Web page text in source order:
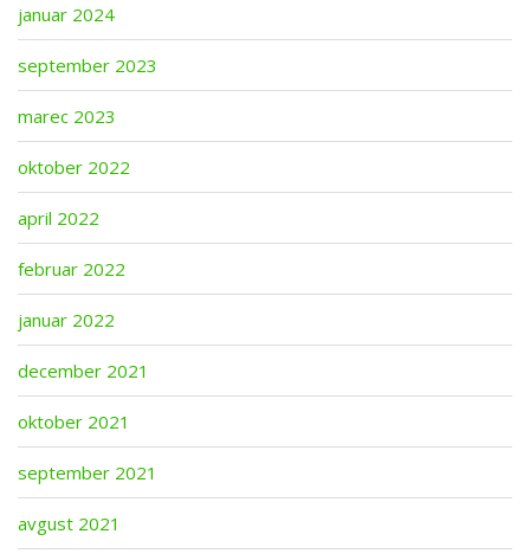
januar 2024
september 2023
marec 2023
oktober 2022
april 2022
februar 2022
januar 2022
december 2021
oktober 2021
september 2021
avgust 2021